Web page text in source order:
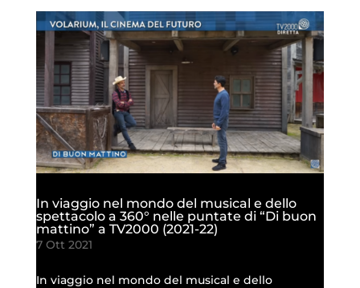
In viaggio nel mondo del musical e dello
spettacolo a 360° nelle puntate di “Di buon
mattino” a TV2000 (2021-22)
7 Ott 2021
In viaggio nel mondo del musical e dello